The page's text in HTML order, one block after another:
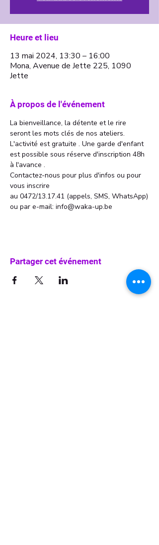
Heure et lieu
13 mai 2024, 13:30 – 16:00
Mona, Avenue de Jette 225, 1090
Jette
À propos de l'événement
La bienveillance, la détente et le rire
seront les mots clés de nos ateliers.
L'activité est gratuite . Une garde d'enfant
est possible sous réserve d'inscription 48h
à l'avance .
Contactez-nous pour plus d'infos ou pour
vous inscrire
au 0472/13.17.41 (appels, SMS, WhatsApp)
ou par e-mail: info@waka-up.be
Partager cet événement